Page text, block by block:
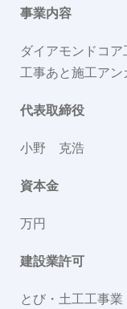
事業内容
ダイアモンドコア
工事あと施工アン
代表取締役
小野 克浩
資本金
万円
建設業許可
とび・土工工事業